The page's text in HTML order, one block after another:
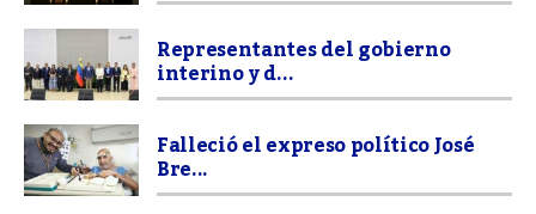
Representantes del gobierno
interino y d...
Falleció el expreso político José
Bre...